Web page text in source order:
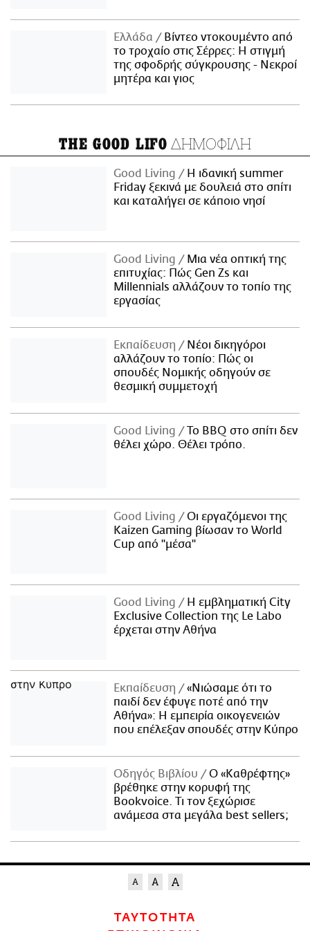
Ελλάδα
Βίντεο ντοκουμέντο από
το τροχαίο στις Σέρρες: Η στιγμή
της σφοδρής σύγκρουσης - Νεκροί
μητέρα και γιος
THE GOOD LIFO ΔΗΜΟΦΙΛΗ
Good Living
Η ιδανική summer
Friday ξεκινά με δουλειά στο σπίτι
και καταλήγει σε κάποιο νησί
Good Living
Μια νέα οπτική της
επιτυχίας: Πώς Gen Zs και
Millennials αλλάζουν το τοπίο της
εργασίας
Εκπαίδευση
Νέοι δικηγόροι
αλλάζουν το τοπίο: Πώς οι
σπουδές Νομικής οδηγούν σε
θεσμική συμμετοχή
Good Living
Το BBQ στο σπίτι δεν
θέλει χώρο. Θέλει τρόπο.
Good Living
Οι εργαζόμενοι της
Kaizen Gaming βίωσαν το World
Cup από "μέσα"
Good Living
Η εμβληματική City
Exclusive Collection της Le Labo
έρχεται στην Αθήνα
Εκπαίδευση
«Νιώσαμε ότι το
παιδί δεν έφυγε ποτέ από την
Αθήνα»: Η εμπειρία οικογενειών
που επέλεξαν σπουδές στην Κύπρο
Οδηγός Βιβλίου
Ο «Καθρέφτης»
βρέθηκε στην κορυφή της
Bookvoice. Τι τον ξεχώρισε
ανάμεσα στα μεγάλα best sellers;
ΤΑΥΤΟΤΗΤΑ